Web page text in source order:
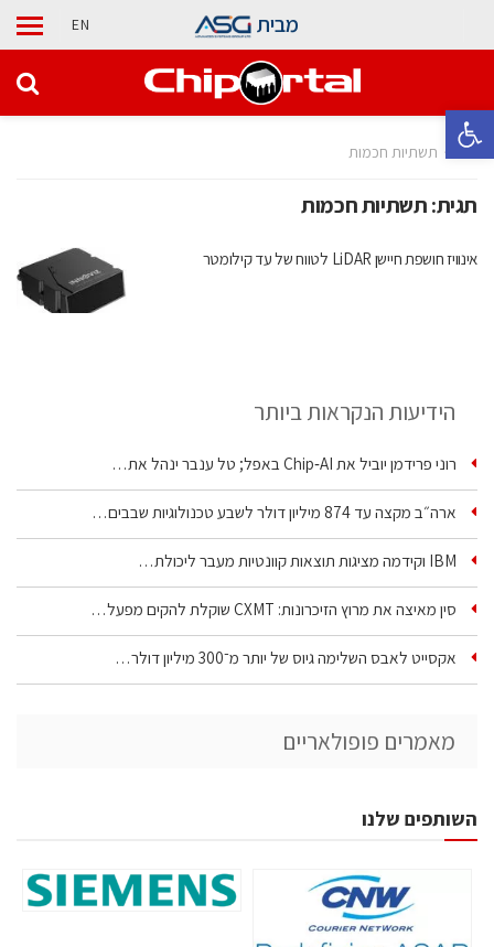
פתח סרגל נגישות
מבית EN
בית תשתיות חכמות
תגית:תשתיות חכמות
אינוויז חושפת חיישן LiDAR לטווח של עד קילומטר
הידיעות הנקראות ביותר
רוני פרידמן יוביל את Chip‑AI באפל; טל ענבר ינהל את…
ארה״ב מקצה עד 874 מיליון דולר לשבע טכנולוגיות שבבים…
IBM וקידמה מציגות תוצאות קוונטיות מעבר ליכולת…
סין מאיצה את מרוץ הזיכרונות: CXMT שוקלת להקים מפעל…
אקסייט לאבס השלימה גיוס של יותר מ־300 מיליון דולר…
מאמרים פופולאריים
השותפים שלנו